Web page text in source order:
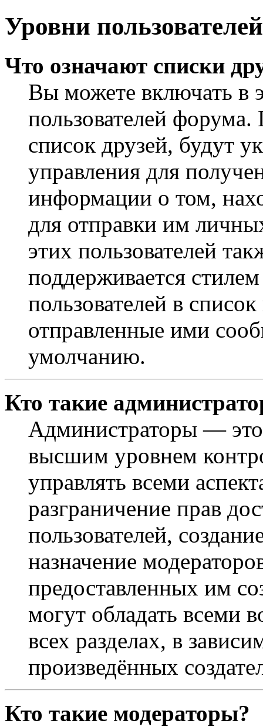
Уровни
Что означают списки
Вы можете включать в
пользователей форума.
список друзей, будут
управления для
информации о том,
для отправки им
этих пользователей
поддерживается
пользователей в
отправленные ими
умолчанию.
Кто такие
Администраторы — это
высшим уровнем
управлять всеми
разграничение прав
пользователей,
назначение
предоставленных им
могут обладать всеми
всех разделах, в
произведённых
Кто такие модераторы?